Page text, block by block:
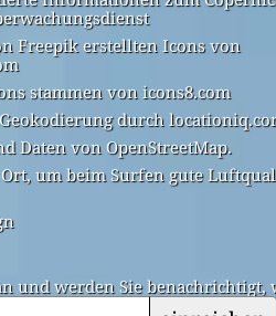
Freepik erstellten Icons von
stammen von icons8.com
durch
Daten von OpenStreetMap.
um beim Surfen gute
und werden Sie